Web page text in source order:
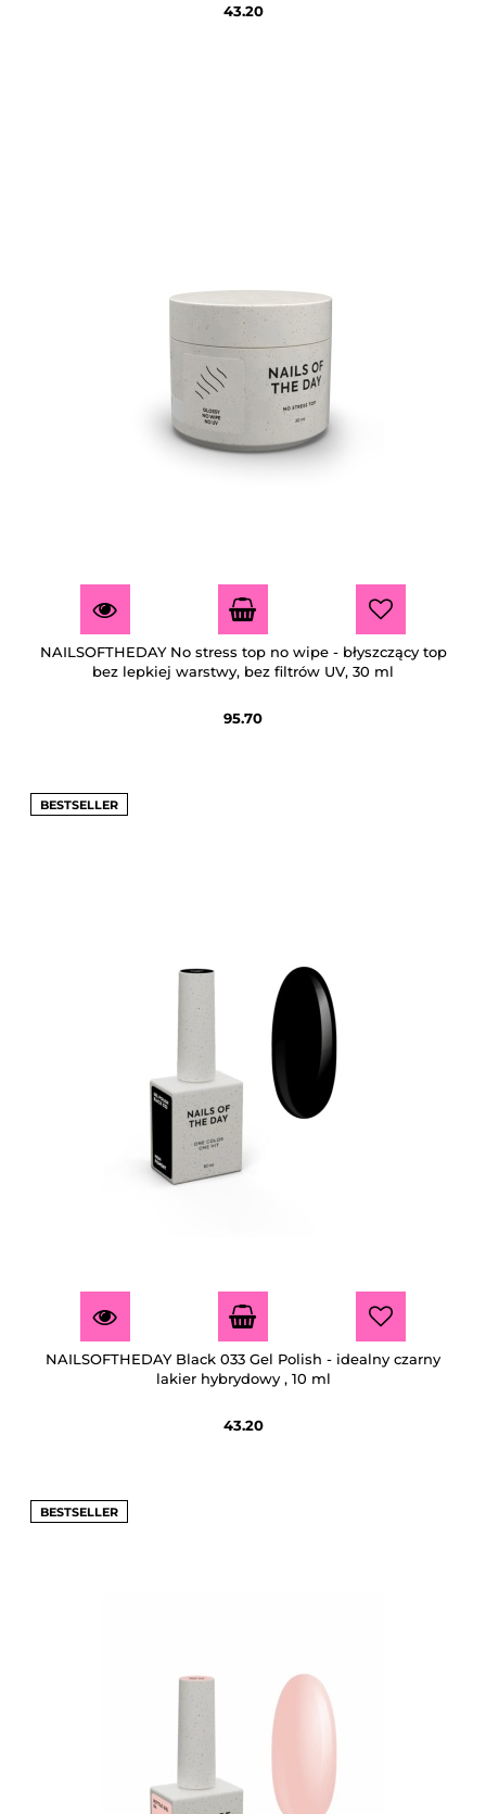
43.20
NAILSOFTHEDAY No stress top no wipe - błyszczący top
bez lepkiej warstwy, bez filtrów UV, 30 ml
95.70
BESTSELLER
NAILSOFTHEDAY Black 033 Gel Polish - idealny czarny
lakier hybrydowy , 10 ml
43.20
BESTSELLER